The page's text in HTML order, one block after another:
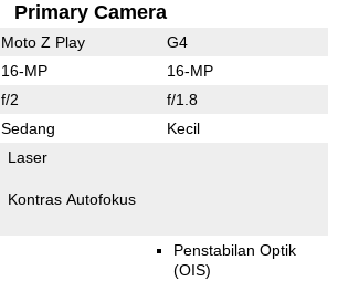
Primary Camera
Moto Z Play G4
16-MP 16-MP
f/2 f/1.8
Sedang Kecil
Laser
Kontras Autofokus
Penstabilan Optik
(OIS)